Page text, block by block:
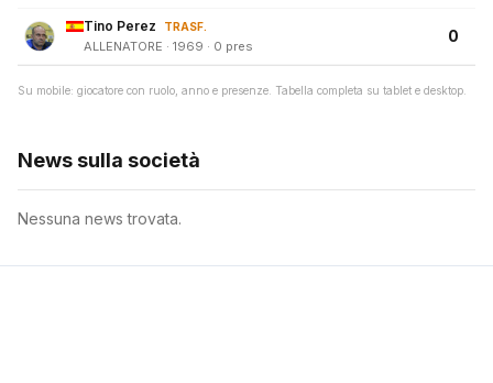
Tino Perez TRASF.
ALLENATORE · 1969 · 0 pres
0
Su mobile: giocatore con ruolo, anno e presenze. Tabella completa su tablet e desktop.
News sulla società
Nessuna news trovata.